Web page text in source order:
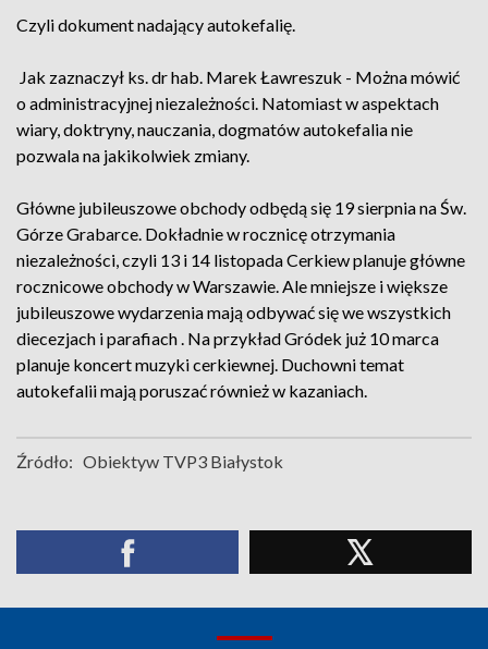
Czyli dokument nadający autokefalię.
Jak zaznaczył ks. dr hab. Marek Ławreszuk - Można mówić
o administracyjnej niezależności. Natomiast w aspektach
wiary, doktryny, nauczania, dogmatów autokefalia nie
pozwala na jakikolwiek zmiany.
Główne jubileuszowe obchody odbędą się 19 sierpnia na Św.
Górze Grabarce. Dokładnie w rocznicę otrzymania
niezależności, czyli 13 i 14 listopada Cerkiew planuje główne
rocznicowe obchody w Warszawie. Ale mniejsze i większe
jubileuszowe wydarzenia mają odbywać się we wszystkich
diecezjach i parafiach . Na przykład Gródek już 10 marca
planuje koncert muzyki cerkiewnej. Duchowni temat
autokefalii mają poruszać również w kazaniach.
Źródło: Obiektyw TVP3 Białystok